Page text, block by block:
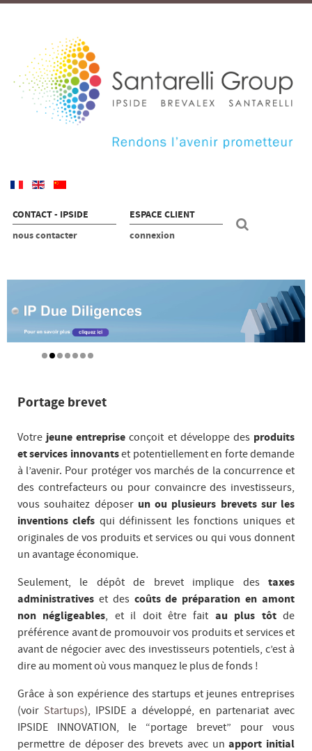
CONTACT - IPSIDE
nous contacter
ESPACE CLIENT
connexion
Portage brevet
Votre jeune entreprise conçoit et développe des produits
et services innovantset potentiellement en forte demande
à l’avenir. Pour protéger vos marchés de la concurrence et
des contrefacteurs ou pour convaincre des investisseurs,
vous souhaitez déposer un ou plusieurs brevets sur les
inventions clefs qui définissent les fonctions uniques et
originales de vos produits et services ou qui vous donnent
un avantage économique.
Seulement, le dépôt de brevet implique des taxes
administratives et des coûts de préparation en amont
non négligeables, et il doit être fait au plus tôtde
préférence avant de promouvoir vos produits et services et
avant de négocier avec des investisseurs potentiels, c’est à
dire au moment où vous manquez le plus de fonds !
Grâce à son expérience des startups et jeunes entreprises
(voir Startups), IPSIDE a développé, en partenariat avec
IPSIDE INNOVATION, le “portage brevet” pour vous
permettre de déposer des brevets avec unapport initial